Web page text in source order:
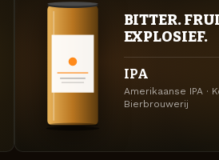
BITTER.
EXPLOSIEF.
IPA
Amerikaanse IPA ·
Bierbrouwerij